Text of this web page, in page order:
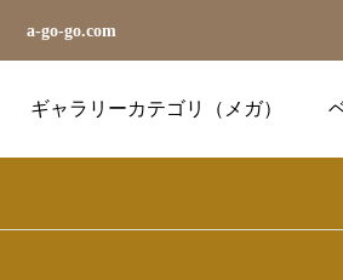
a-go-go.com
ギャラリーカテゴリ（メガ）